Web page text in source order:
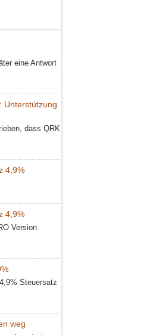
eine Antwort
Unterstützung
dass QRK
4,9%
4,9%
Version
Steuersatz
weg